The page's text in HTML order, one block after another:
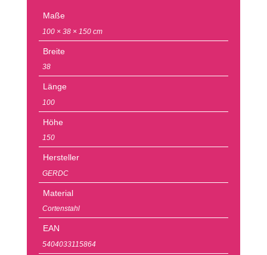
Maße
100 × 38 × 150 cm
Breite
38
Länge
100
Höhe
150
Hersteller
GERDC
Material
Cortenstahl
EAN
5404033115864